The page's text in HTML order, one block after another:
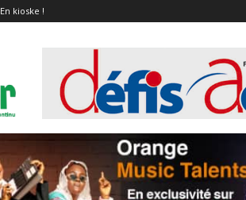
En kioske !